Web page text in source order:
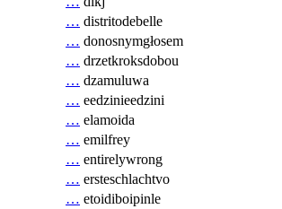
… distritodebelle
… donosnymgłosem
… drzetkroksdobou
… dzamuluwa
… eedzinieedzini
… elamoida
… emilfrey
… entirelywrong
… ersteschlachtvo
… etoidiboipinle